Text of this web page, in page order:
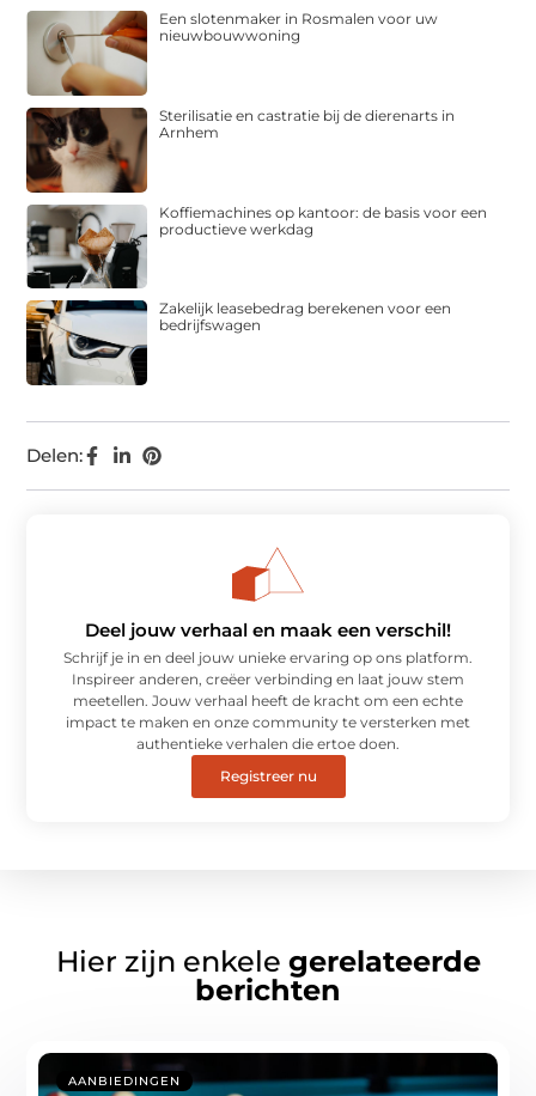
Delen:
Een slotenmaker in Rosmalen voor uw
nieuwbouwwoning
Sterilisatie en castratie bij de dierenarts in
Arnhem
Koffiemachines op kantoor: de basis voor een
productieve werkdag
Zakelijk leasebedrag berekenen voor een
bedrijfswagen
Deel jouw verhaal en maak een verschil!
Schrijf je in en deel jouw unieke ervaring op ons platform.
Inspireer anderen, creëer verbinding en laat jouw stem
meetellen. Jouw verhaal heeft de kracht om een echte
impact te maken en onze community te versterken met
authentieke verhalen die ertoe doen.
Registreer nu
Hier zijn enkele gerelateerde
berichten
AANBIEDINGEN